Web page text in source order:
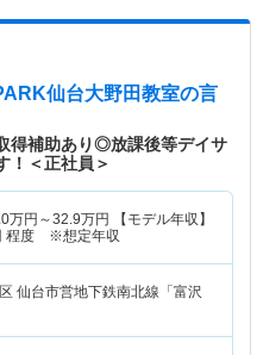
仙台大野田教室の言
得補助あり◎放課後等デイサ
！＜正社員＞
万円～32.9万円
【モデル年収】
程度 ※想定年収
仙台市営地下鉄南北線「富沢